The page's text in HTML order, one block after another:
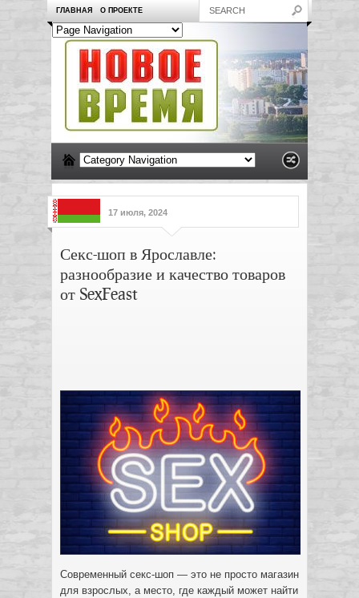
ГЛАВНАЯ О ПРОЕКТЕ
17 июля, 2024
Секс-шоп в Ярославле:
разнообразие и качество товаров
от SexFeast
Современный секс-шоп — это не просто магазин
для взрослых, а место, где каждый может найти